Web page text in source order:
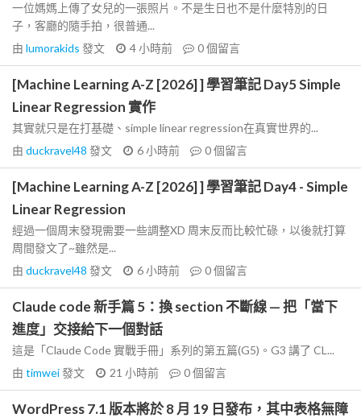
一位媽媽上傳了女兒的一張照片。不是生日也不是什麼特別的日
子，客廳的隨手拍，很普通...
由 lumorakids 發文 4 小時前 0個留言
[Machine Learning A-Z [2026] ] 學習筆記 Day5 Simple
Linear Regression 實作
其實就只是在打基礎、simple linear regression在真實世界的...
由 duckravel48 發文 6 小時前 0個留言
[Machine Learning A-Z [2026] ] 學習筆記 Day4 - Simple
Linear Regression
經過一個周末發現需要一些調整XD 周末反而比較忙碌，以後就打算
周間發文了~雖然是...
由 duckravel48 發文 6 小時前 0個留言
Claude code 新手篇 5：換 section 不斷線 — 把「當下
進度」交接給下一個對話
這是「Claude Code 實戰手冊」系列的第五篇(G5)。G3 講了 CL...
由 timwei發文 21 小時前 0個留言
WordPress 7.1 版本將於 8 月 19 日發布，其中表格無障